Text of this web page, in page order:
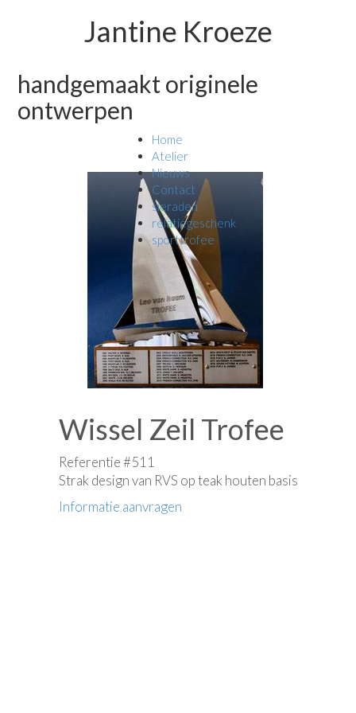
Jantine Kroeze
handgemaakt originele
ontwerpen
Home
Atelier
Nieuws
Contact
sieraden
relatiegeschenk
sporttrofee
Wissel Zeil Trofee
Referentie #511
Strak design van RVS op teak houten basis
Informatie aanvragen